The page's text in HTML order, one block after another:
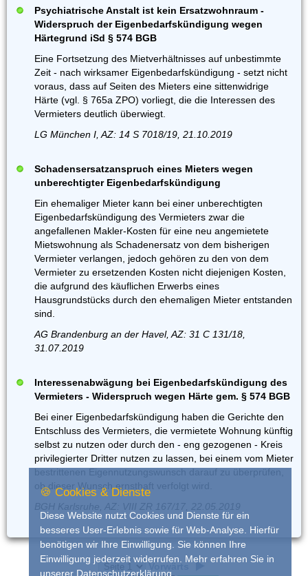
Psychiatrische Anstalt ist kein Ersatzwohnraum -
Widerspruch der Eigenbedarfskündigung wegen
Härtegrund iSd § 574 BGB
Eine Fortsetzung des Mietverhältnisses auf unbestimmte
Zeit - nach wirksamer Eigenbedarfskündigung - setzt nicht
voraus, dass auf Seiten des Mieters eine sittenwidrige
Härte (vgl. § 765a ZPO) vorliegt, die die Interessen des
Vermieters deutlich überwiegt.
LG München I, AZ: 14 S 7018/19, 21.10.2019
Schadensersatzanspruch eines Mieters wegen
unberechtigter Eigenbedarfskündigung
Ein ehemaliger Mieter kann bei einer unberechtigten
Eigenbedarfskündigung des Vermieters zwar die
angefallenen Makler-Kosten für eine neu angemietete
Mietswohnung als Schadenersatz von dem bisherigen
Vermieter verlangen, jedoch gehören zu den von dem
Vermieter zu ersetzenden Kosten nicht diejenigen Kosten,
die aufgrund des käuflichen Erwerbs eines
Hausgrundstücks durch den ehemaligen Mieter entstanden
sind.
AG Brandenburg an der Havel, AZ: 31 C 131/18,
31.07.2019
Interessenabwägung bei Eigenbedarfskündigung des
Vermieters - Widerspruch wegen Härte gem. § 574 BGB
Bei einer Eigenbedarfskündigung haben die Gerichte den
Entschluss des Vermieters, die vermietete Wohnung künftig
selbst zu nutzen oder durch den - eng gezogenen - Kreis
privilegierter Dritter nutzen zu lassen, bei einem vom Mieter
bestrittenen Eigennutzungswunsch darauf zu überprüfen,
ob dieser Wunsch ernsthaft verfolgt wird.
BGH Karlsruhe, AZ: VIII ZR 167/17, 22.05.2019
🍪 Cookies & Dienste
Diese Website nutzt Cookies und Dienste für ein
besseres User-Erlebnis sowie für Web-Analyse. Hierfür
benötigen wir Ihre Einwilligung. Sie können Ihre
Einwilligung jederzeit widerrufen. Mehr erfahren Sie in
unserer Datenschutzerklärung